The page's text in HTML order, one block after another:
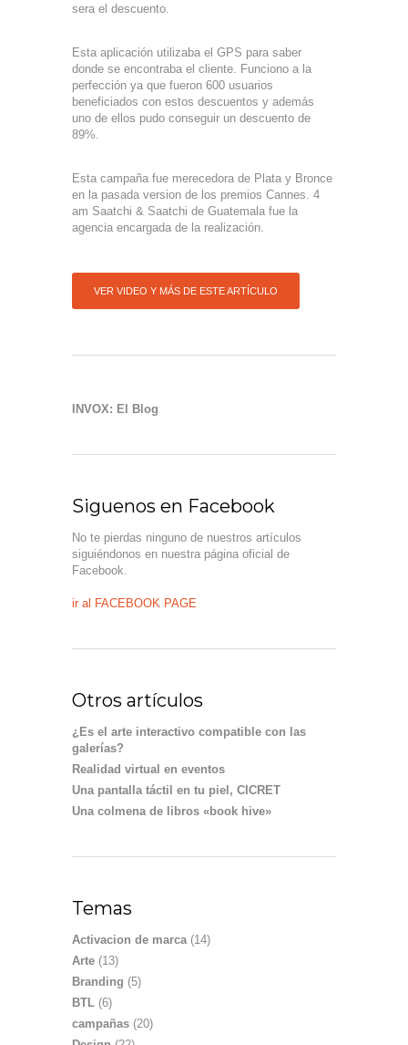
sera el descuento.
Esta aplicación utilizaba el GPS para saber
donde se encontraba el cliente. Funciono a la
perfección ya que fueron 600 usuarios
beneficiados con estos descuentos y además
uno de ellos pudo conseguir un descuento de
89%.
Esta campaña fue merecedora de Plata y Bronce
en la pasada version de los premios Cannes. 4
am Saatchi & Saatchi de Guatemala fue la
agencia encargada de la realización.
VER VIDEO Y MÁS DE ESTE ARTÍCULO
INVOX: El Blog
Siguenos en Facebook
No te pierdas ninguno de nuestros artículos
siguiéndonos en nuestra página oficial de
Facebook.
ir al FACEBOOK PAGE
Otros artículos
¿Es el arte interactivo compatible con las
galerías?
Realidad virtual en eventos
Una pantalla táctil en tu piel, CICRET
Una colmena de libros «book hive»
Temas
Activacion de marca(14)
Arte (13)
Branding (5)
BTL (6)
campañas (20)